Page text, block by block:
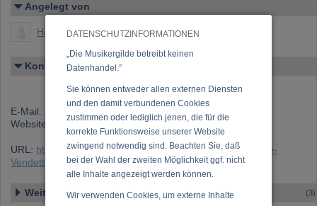
DATENSCHUTZINFORMATIONEN
„Die Musikergilde betreibt keinen
Datenhandel.”
Sie können entweder allen externen Diensten
und den damit verbundenen Cookies
zustimmen oder lediglich jenen, die für die
korrekte Funktionsweise unserer Website
zwingend notwendig sind. Beachten Sie, daß
bei der Wahl der zweiten Möglichkeit ggf. nicht
alle Inhalte angezeigt werden können.
Wir verwenden Cookies, um externe Inhalte
Angelegt von
Hornek, Thomas
Kontakt
E-Mail:tomhornek@gmx.at
Website:
www.raggamaffia.at
URL: https://www.musikergilde.at/ensemble/Raggamaffia-e-
Vendetta-Band.htm
Weitere Ensembles (3)